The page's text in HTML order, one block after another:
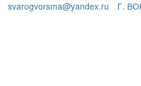
svarogvorsma@yandex.ru Г.